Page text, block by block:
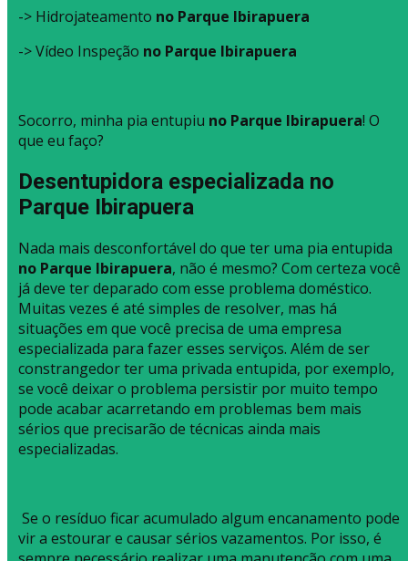
-> Hidrojateamento no Parque Ibirapuera
-> Vídeo Inspeção no Parque Ibirapuera
Socorro, minha pia entupiu no Parque Ibirapuera! O
que eu faço?
Desentupidora especializada no
Parque Ibirapuera
Nada mais desconfortável do que ter uma pia entupida
no Parque Ibirapuera, não é mesmo? Com certeza você
já deve ter deparado com esse problema doméstico.
Muitas vezes é até simples de resolver, mas há
situações em que você precisa de uma empresa
especializada para fazer esses serviços. Além de ser
constrangedor ter uma privada entupida, por exemplo,
se você deixar o problema persistir por muito tempo
pode acabar acarretando em problemas bem mais
sérios que precisarão de técnicas ainda mais
especializadas.
Se o resíduo ficar acumulado algum encanamento pode
vir a estourar e causar sérios vazamentos. Por isso, é